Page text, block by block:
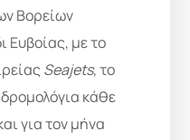
Βορείων
Ευβοίας, με το
Seajets, το
κάθε
για τον μήνα